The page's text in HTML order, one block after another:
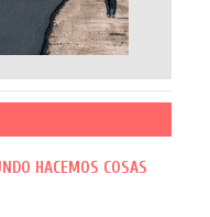
HACEMOS COSAS